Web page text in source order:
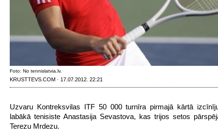
Foto: No tennislatvia.lv.
KRUSTTEVS.COM · 17.07.2012. 22:21
Uzvaru Kontreksvilas ITF 50 000 turnīra pirmajā kārtā
labākā tenisiste Anastasija Sevastova, kas trijos setos
Terezu Mrdezu.